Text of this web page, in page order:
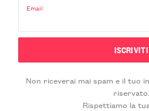
Email
Non riceverai mai spam e il tuo
riservato.
Rispettiamo la